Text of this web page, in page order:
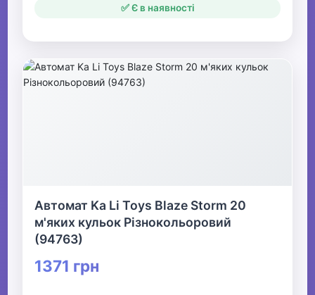
✅ Є в наявності
Автомат Ka Li Toys Blaze Storm 20
м'яких кульок Різнокольоровий
(94763)
1371 грн